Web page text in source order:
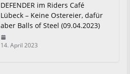
DEFENDER im Riders Café
Lübeck – Keine Ostereier, dafür
aber Balls of Steel (09.04.2023)
14. April 2023